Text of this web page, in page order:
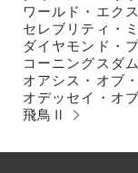
ワールド・エク
セレブリティ・
ダイヤモンド・
コーニングスダム
オアシス・オブ
オデッセイ・オ
飛鳥Ⅱ